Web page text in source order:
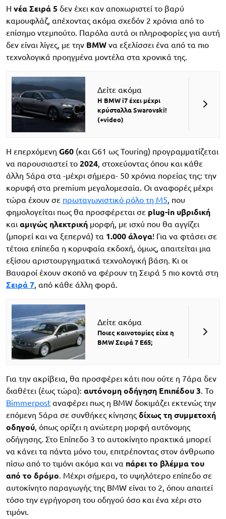
Η νέα Σειρά 5 δεν έχει καν αποχωριστεί το βαρύ
καμουφλάζ, απέχοντας ακόμα σχεδόν 2 χρόνια από το
επίσημο ντεμπούτο. Παρόλα αυτά οι πληροφορίες για αυτή
δεν είναι λίγες, με την BMW να εξελίσσει ένα από τα πιο
τεχνολογικά προηγμένα μοντέλα στα χρονικά της.
Δείτε ακόμα
H BMW i7 έχει μέχρι
κρύσταλλα Swarovski!
(+video)
Η επερχόμενη G60 (και G61 ως Touring) προγραμματίζεται
να παρουσιαστεί το 2024 , στοχεύοντας όπου και κάθε
άλλη 5άρα στα -μέχρι σήμερα- 50 χρόνια πορείας της: την
κορυφή στα premium μεγαλομεσαία. Οι αναφορές μέχρι
τώρα έχουν σε πρωταγωνιστικό ρόλο τη M5 , που
φημολογείται πως θα προσφέρεται σε plug-in υβριδική
και αμιγώς ηλεκτρική μορφή, με ισχύ που θα αγγίζει
(μπορεί και να ξεπερνά) τα 1.000 άλογα! Για να φτάσει σε
τέτοια επίπεδα η κορυφαία εκδοχή, όμως, απαιτείται μια
εξίσου αριστουργηματικά τεχνολογική βάση. Κι οι
Βαυαροί έχουν σκοπό να φέρουν τη Σειρά 5 πιο κοντά στη
Σειρά 7 , από κάθε άλλη φορά.
Δείτε ακόμα
Ποιες καινοτομίες είχε η
BMW Σειρά 7 E65;
Για την ακρίβεια, θα προσφέρει κάτι που ούτε η 7άρα δεν
διαθέτει (έως τώρα): αυτόνομη οδήγηση Επιπέδου 3. Το
Bimmerpost αναφέρει πως η BMW δοκιμάζει εκτενώς την
επόμενη 5άρα σε συνθήκες κίνησης δίχως τη συμμετοχή
οδηγού, όπως ορίζει η ανώτερη μορφή αυτόνομης
οδήγησης. Στο Επίπεδο 3 το αυτοκίνητο πρακτικά μπορεί
να κάνει τα πάντα μόνο του, επιτρέποντας στον άνθρωπο
πίσω από το τιμόνι ακόμα και να πάρει το βλέμμα του
από το δρόμο. Μέχρι σήμερα, το υψηλότερο επίπεδο σε
αυτοκίνητο παραγωγής της BMW είναι το 2, όπου απαιτεί
τόσο την εγρήγορση του οδηγού όσο και ένα χέρι στο
τιμόνι.